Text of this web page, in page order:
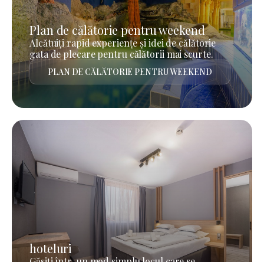
Plan de călătorie pentru weekend
Alcătuiți rapid experiențe și idei de călătorie
gata de plecare pentru călătorii mai scurte.
PLAN DE CĂLĂTORIE PENTRU WEEKEND
hoteluri